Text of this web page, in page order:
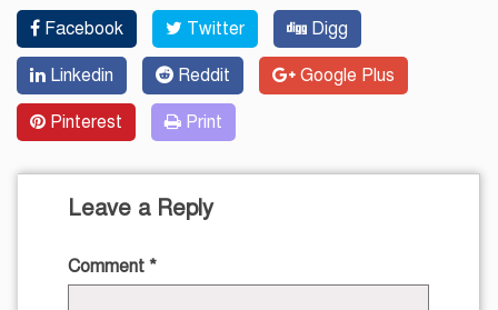
Facebook Twitter Digg
Linkedin Reddit Google Plus
Pinterest Print
Leave a Reply
Comment *